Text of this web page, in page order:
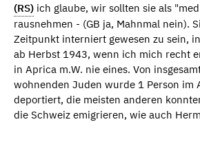
(RS) ich glaube, wir sollten sie als
rausnehmen - (GB ja, Mahnmal nein).
Zeitpunkt interniert gewesen zu sein,
ab Herbst 1943, wenn ich mich recht
in Aprica m.W. nie eines. Von
wohnenden Juden wurde 1 Person im
deportiert, die meisten anderen
die Schweiz emigrieren, wie auch